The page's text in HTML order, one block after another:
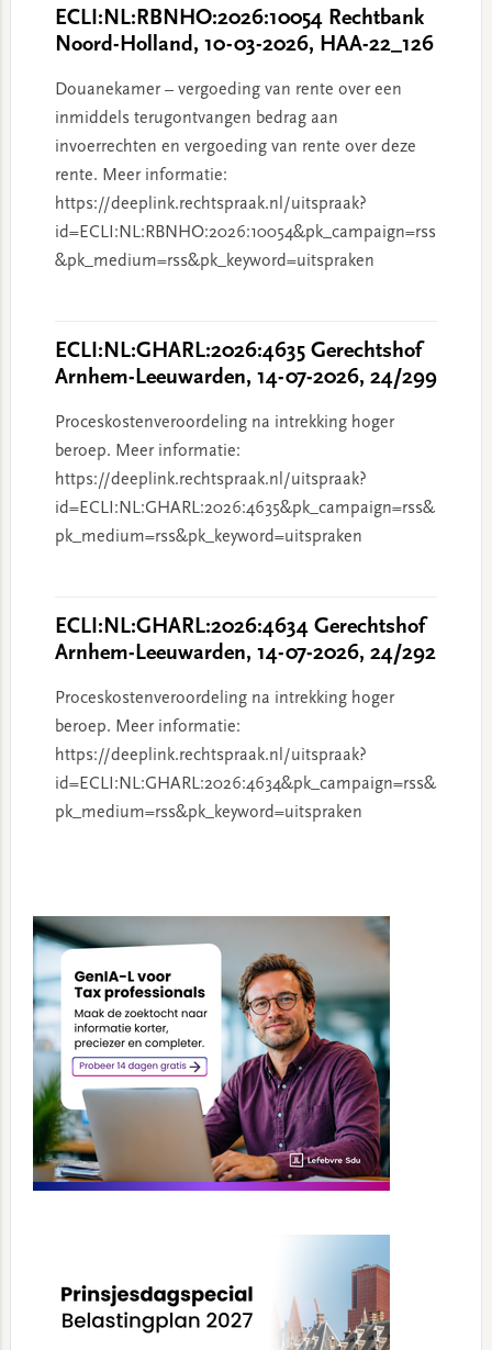
ECLI:NL:RBNHO:2026:10054 Rechtbank
Noord-Holland, 10-03-2026, HAA-22_126
Douanekamer – vergoeding van rente over een
inmiddels terugontvangen bedrag aan
invoerrechten en vergoeding van rente over deze
rente. Meer informatie:
https://deeplink.rechtspraak.nl/uitspraak?
id=ECLI:NL:RBNHO:2026:10054&pk_campaign=rss
&pk_medium=rss&pk_keyword=uitspraken
ECLI:NL:GHARL:2026:4635 Gerechtshof
Arnhem-Leeuwarden, 14-07-2026, 24/299
Proceskostenveroordeling na intrekking hoger
beroep. Meer informatie:
https://deeplink.rechtspraak.nl/uitspraak?
id=ECLI:NL:GHARL:2026:4635&pk_campaign=rss&
pk_medium=rss&pk_keyword=uitspraken
ECLI:NL:GHARL:2026:4634 Gerechtshof
Arnhem-Leeuwarden, 14-07-2026, 24/292
Proceskostenveroordeling na intrekking hoger
beroep. Meer informatie:
https://deeplink.rechtspraak.nl/uitspraak?
id=ECLI:NL:GHARL:2026:4634&pk_campaign=rss&
pk_medium=rss&pk_keyword=uitspraken
Sidebar